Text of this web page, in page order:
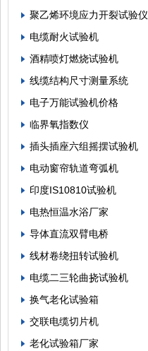
聚乙烯环境应力开裂试验仪
电缆耐火试验机
酒精喷灯燃烧试验机
线缆结构尺寸测量系统
电子万能试验机价格
临界氧指数仪
插头插座六组摇摆试验机
电动窗帘轨道弯弧机
印度IS10810试验机
电热恒温水浴厂家
导体直流双臂电桥
线材卷绕扭转试验机
电缆二三轮曲挠试验机
换气老化试验箱
交联电缆切片机
老化试验箱厂家